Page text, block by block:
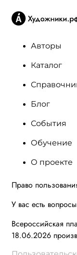
Авторы
Каталог
Блог
События
Обучение
О проекте
Право
У вас есть
Всероссийская
18.06.2026